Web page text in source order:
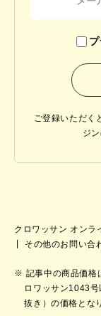
ご登録いただく
ジ
クロワッサン オンラ
その他のお問い合
記事中の商品価格
ロワッサン1043
抜き）の価格とな